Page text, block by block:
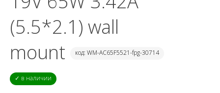
(5.5*2.1) wall
mount
код: WM-AC65F5521-fpg-30714
✓ в наличии